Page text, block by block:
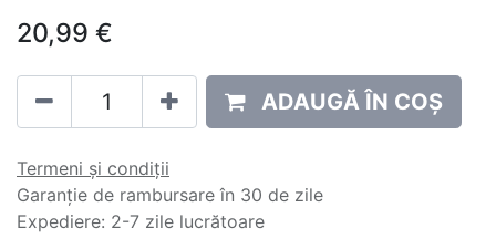
20,99 €
ADAUGĂ ÎN COȘ
Termeni și condiții
Garanție de rambursare în 30 de zile
Expediere: 2-7 zile lucrătoare